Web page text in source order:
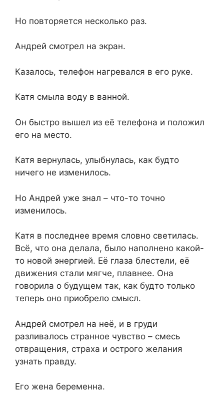
Но повторяется несколько раз.
Андрей смотрел на экран.
Казалось, телефон нагревался в его руке.
Катя смыла воду в ванной.
Он быстро вышел из её телефона и положил
его на место.
Катя вернулась, улыбнулась, как будто
ничего не изменилось.
Но Андрей уже знал – что-то точно
изменилось.
Катя в последнее время словно светилась.
Всё, что она делала, было наполнено какой-
то новой энергией. Её глаза блестели, её
движения стали мягче, плавнее. Она
говорила о будущем так, как будто только
теперь оно приобрело смысл.
Андрей смотрел на неё, и в груди
разливалось странное чувство – смесь
отвращения, страха и острого желания
узнать правду.
Его жена беременна.